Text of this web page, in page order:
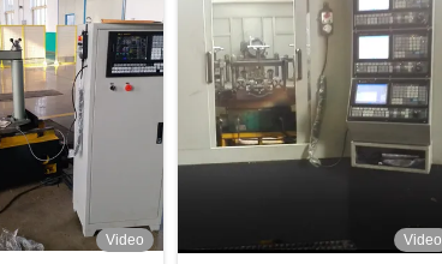
Video Video